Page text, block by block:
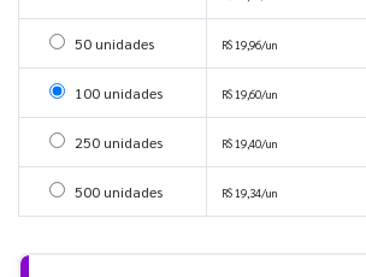
Selecionar 50 unidades
50 unidades R$ 19,96/un
Selecionar 100 unidades
100 unidades R$ 19,60/un
Selecionar 250 unidades
250 unidades R$ 19,40/un
Selecionar 500 unidades
500 unidades R$ 19,34/un